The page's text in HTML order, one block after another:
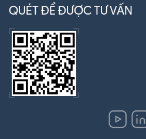
QUÉT ĐỂ ĐƯỢC TƯ VẤN